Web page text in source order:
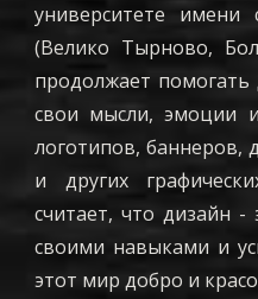
университете
(Велико Тырново,
продолжает
свои мысли, эмоции
логотипов, баннеров,
и других
считает, что дизайн
своими навыками и
этот мир добро и